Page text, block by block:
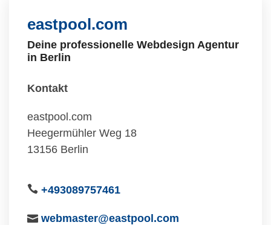
eastpool.com
Deine professionelle Webdesign Agentur
in Berlin
Kontakt
eastpool.com
Heegermühler Weg 18
13156 Berlin
+493089757461
webmaster@eastpool.com